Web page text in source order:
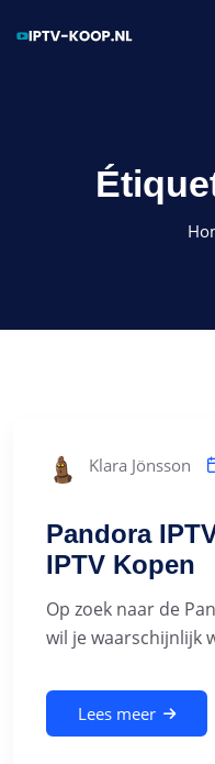
Klara Jönsson
Pandora
IPTV Kopen
Op zoek naar de
wil je waarschijnlijk
Lees meer